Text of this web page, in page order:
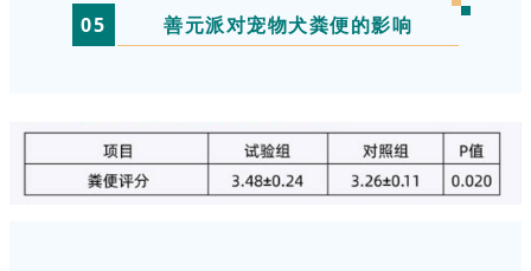
05 善元派对宠物犬粪便的影响